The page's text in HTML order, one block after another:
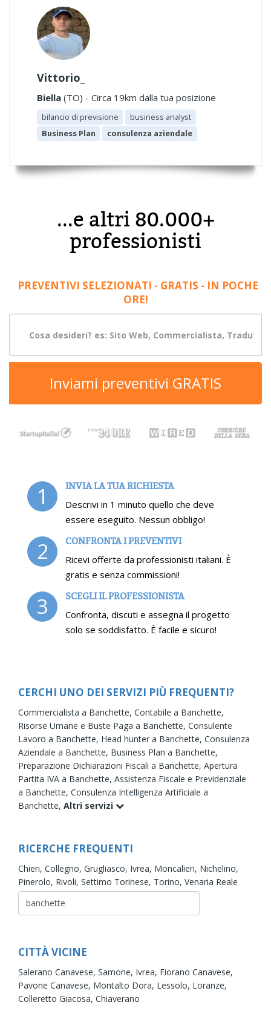
Vittorio_
Biella (TO) - Circa 19km dalla tua posizione
bilancio di previsione
business analyst
Business Plan
consulenza aziendale
...e altri 80.000+
professionisti
PREVENTIVI SELEZIONATI - GRATIS - IN POCHE
ORE!
Inviami preventivi GRATIS
1 INVIA LA TUA RICHIESTA
Descrivi in 1 minuto quello che deve
essere eseguito. Nessun obbligo!
2 CONFRONTA I PREVENTIVI
Ricevi offerte da professionisti italiani. È
gratis e senza commissioni!
3 SCEGLI IL PROFESSIONISTA
Confronta, discuti e assegna il progetto
solo se soddisfatto. È facile e sicuro!
CERCHI UNO DEI SERVIZI PIÙ FREQUENTI?
Commercialista a Banchette, Contabile a Banchette,
Risorse Umane e Buste Paga a Banchette, Consulente
Lavoro a Banchette, Head hunter a Banchette, Consulenza
Aziendale a Banchette, Business Plan a Banchette,
Preparazione Dichiarazioni Fiscali a Banchette, Apertura
Partita IVA a Banchette, Assistenza Fiscale e Previdenziale
a Banchette, Consulenza Intelligenza Artificiale a
Banchette, Altri servizi
RICERCHE FREQUENTI
Chieri, Collegno, Grugliasco, Ivrea, Moncalieri, Nichelino,
Pinerolo, Rivoli, Settimo Torinese, Torino, Venaria Reale
CITTÀ VICINE
Salerano Canavese, Samone, Ivrea, Fiorano Canavese,
Pavone Canavese, Montalto Dora, Lessolo, Loranze,
Colleretto Giacosa, Chiaverano